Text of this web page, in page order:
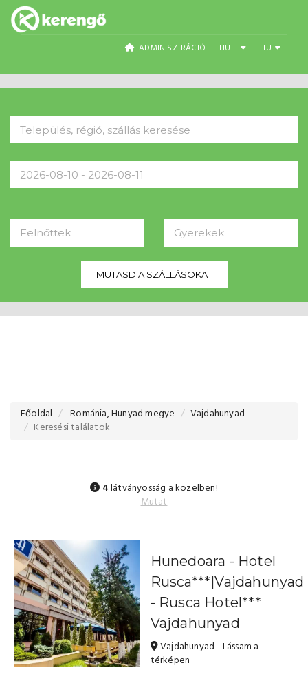
ADMINISZTRÁCIÓ HUF HU
Felnőttek Gyerekek
MUTASD A SZÁLLÁSOKAT
Főoldal Románia, Hunyad megye
Vajdahunyad
Keresési találatok
4látványosság a közelben!
Mutat
Hunedoara - Hotel
Rusca***|Vajdahunyad
- Rusca Hotel***
Vajdahunyad
Vajdahunyad - Lássam a
térképen